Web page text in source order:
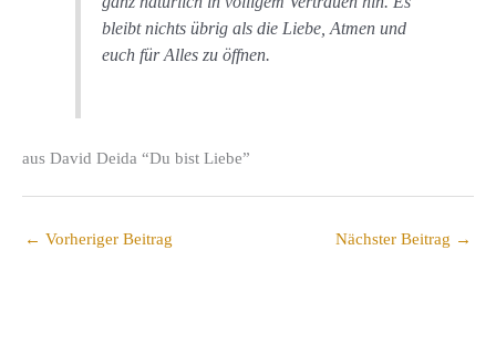
bleibt nichts übrig als die Liebe, Atmen und
euch für Alles zu öffnen.
aus David Deida “Du bist Liebe”
← Vorheriger Beitrag Nächster Beitrag →